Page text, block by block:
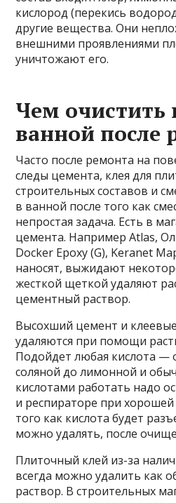
кислород (перекись
другие вещества. Они
внешними проявлениями
уничтожают его.
Чем очистить
ванной после
Часто после ремонта на
следы цемента, клея для
строительных составов и
в ванной после того как
непростая задача. Есть в
цемента. Например Atlas,
Docker Epoxy (G), Keranet
наносят, выжидают
жесткой щеткой удаляют
цементный раствор.
Высохший цемент и
удаляются при помощи
Подойдет любая кислота —
соляной до лимонной и
кислотами работать надо
и респираторе при
того как кислота будет
можно удалять, после
Плиточный клей из-за
всегда можно удалить как
раствор. В строительных